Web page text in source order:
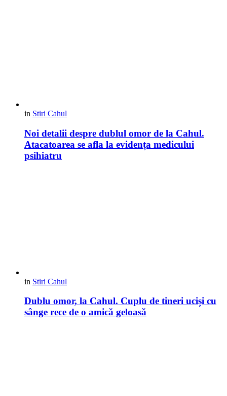
in Stiri Cahul
Noi detalii despre dublul omor de la Cahul.
Atacatoarea se afla la evidența medicului
psihiatru
in Stiri Cahul
Dublu omor, la Cahul. Cuplu de tineri uciși cu
sânge rece de o amică geloasă